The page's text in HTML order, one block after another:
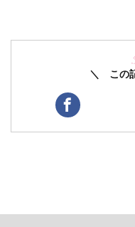
＼ この